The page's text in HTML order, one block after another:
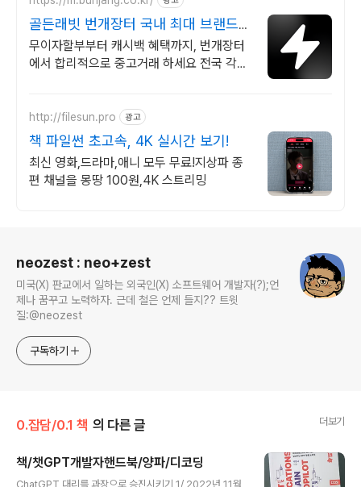
골든래빗 번개장터 국내 최대 브랜드
중고거래
무이자할부부터 캐시백 혜택까지, 번개장터
에서 합리적으로 중고거래 하세요 전국 각지
http://filesun.pro 광고
책 파일썬 초고속, 4K 실시간 보기!
최신 영화,드라마,애니 모두 무료!지상파 종
편 채널을 몽땅 100원,4K 스트리밍
neozest : neo+zest
미국(X) 판교에서 일하는 외국인(X) 소프트웨어 개발자(?);언
제나 꿈꾸고 노력하자. 근데 철은 언제 들지?? 트윗
질:@neozest
구독하기
0.잡담/0.1 책 의 다른 글 더보기
책/챗GPT개발자핸드북/양파/디코딩
ChatGPT 대리를 과장으로 승진시키기 1/ 2022년 11월